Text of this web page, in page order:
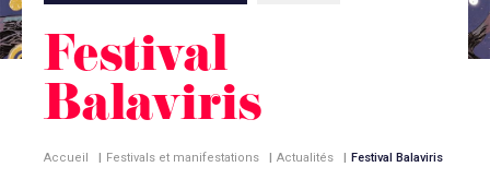
Festival
Balaviris
Accueil | Festivals et manifestations | Actualités | Festival Balaviris